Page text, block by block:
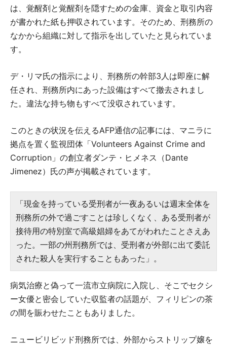
は、覚醒剤と覚醒剤を隠すための金庫、資金と取引内容
が書かれた紙も押収されています。そのため、刑務所の
なかから組織に対して指示を出していたと見られていま
す。
デ・リマ氏の指示により、刑務所の幹部3人は即座に解
任され、刑務所内にあった設備はすべて撤去されまし
た。違法な持ち物もすべて没収されています。
このときの状況を伝えるAFP通信の記事には、マニラに
拠点を置く監視団体「Volunteers Against Crime and
Corruption」の創立者ダンテ・ヒメネス（Dante
Jimenez）氏の声が掲載されています。
「現金を持っている受刑者が一夜あるいは週末全体を
刑務所の外で過ごすことは珍しくなく、ある受刑者が
接待用の特別室で高級娼婦をあてがわれたことさえあ
った。一部の州刑務所では、受刑者が外部に出て委託
された殺人を実行することもあった」。
病気治療と偽って一流市立病院に入院し、そこでセクシ
ー女優と密会していた収監者の話題が、フィリピンの茶
の間を賑わせたこともありました。
ニュービリビッド刑務所では、外部からストリップ嬢を